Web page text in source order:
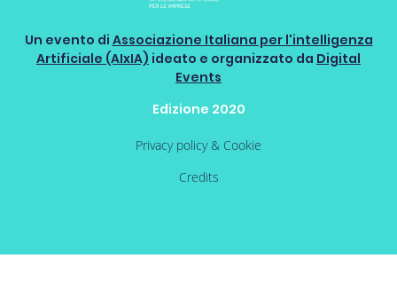
Un evento di Associazione Italiana per l'intelligenza
Artificiale (AIxIA) ideato e organizzato da Digital
Events
Edizione 2020
Privacy policy & Cookie
Credits